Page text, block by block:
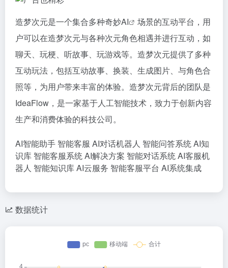
造梦次元是一个集合多种奇妙AI
场景的互动平台，用
户可以在造梦次元与各种次元角色相遇并进行互动，如
聊天、玩梗、听故事、玩游戏等。造梦次元提供了多种
互动玩法，包括互动故事、换装、生成图片、与角色合
照等，为用户带来丰富的体验。造梦次元背后的团队是
IdeaFlow，是一家基于人工智能技术，致力于创新内容
生产和消费体验的科技公司。
AI智能助手 智能客服 AI对话机器人 智能问答系统AI知
识库 智能客服系统AI解决方案 智能对话系统AI客服机
器人 智能知识库AI云服务 智能客服平台 AI系统集成
数据统计